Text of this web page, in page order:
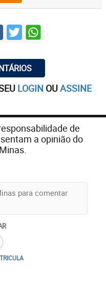
LOGIN OUASSINE
de
a opinião do